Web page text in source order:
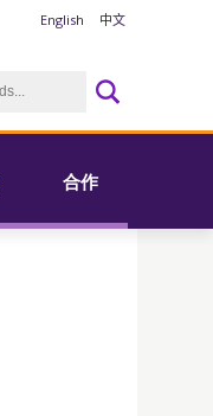
English 中文
合作